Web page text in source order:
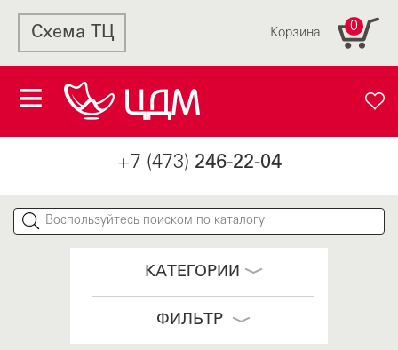
Схема ТЦ Корзина 0
+7 (473) 246-22-04
КАТЕГОРИИ
ФИЛЬТР